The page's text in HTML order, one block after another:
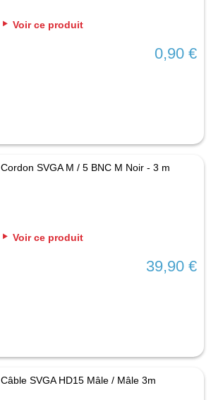
Voir ce produit
0,90 €
Cordon SVGA M / 5 BNC M Noir - 3 m
Voir ce produit
39,90 €
Câble SVGA HD15 Mâle / Mâle 3m